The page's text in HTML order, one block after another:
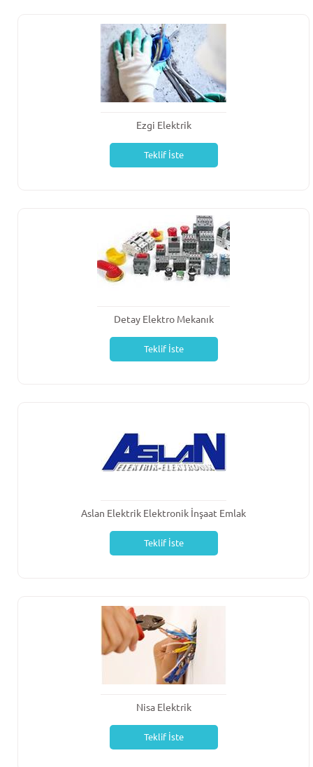
Ezgi Elektrik
Teklif İste
Detay Elektro Mekanık
Teklif İste
Aslan Elektrik Elektronik İnşaat Emlak
Teklif İste
Nisa Elektrik
Teklif İste